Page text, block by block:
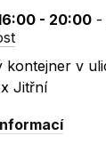
- 20:00 -
kontejner v
Jitřní